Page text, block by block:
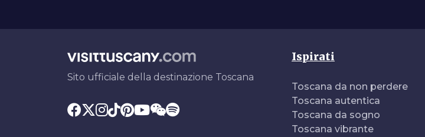
Sito ufficiale della destinazione Toscana
Ispirati
Toscana da non perdere
Toscana autentica
Toscana da sogno
Toscana vibrante